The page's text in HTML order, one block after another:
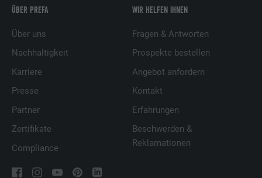
ÜBER PREFA
Über uns
Nachhaltigkeit
Karriere
Presse
Partner
Zertifikate
Compliance
WIR HELFEN IHNEN
Fragen & Antworten
Prospekte bestellen
Angebot anfordern
Kontakt
Erfahrungen
Beschwerden &
Reklamationen